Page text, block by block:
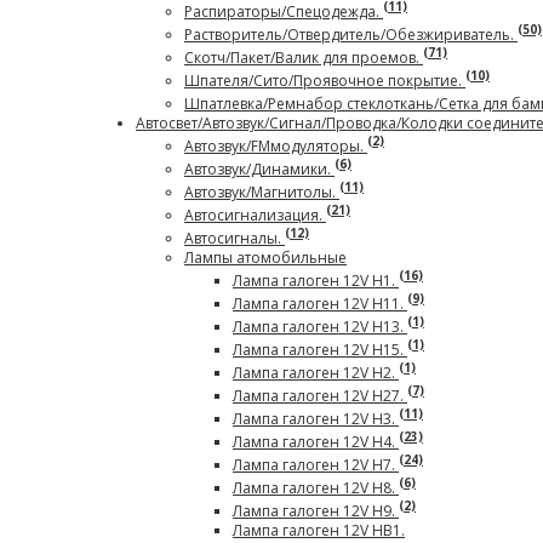
Распираторы/Спецодежда. (11)
Растворитель/Отвердитель/Обезжириватель. (50)
Скотч/Пакет/Валик для проемов. (71)
Шпателя/Сито/Проявочное покрытие. (10)
Шпатлевка/Ремнабор стеклоткань/Сетка для
Автосвет/Автозвук/Сигнал/Проводка/Колодки
Автозвук/FMмодуляторы. (2)
Автозвук/Динамики. (6)
Автозвук/Магнитолы. (11)
Автосигнализация. (21)
Автосигналы. (12)
Лампы атомобильные
Лампа галоген 12V H1. (16)
Лампа галоген 12V H11. (9)
Лампа галоген 12V H13. (1)
Лампа галоген 12V H15. (1)
Лампа галоген 12V H2. (1)
Лампа галоген 12V H27. (7)
Лампа галоген 12V H3. (11)
Лампа галоген 12V H4. (23)
Лампа галоген 12V H7. (24)
Лампа галоген 12V H8. (6)
Лампа галоген 12V H9. (2)
Лампа галоген 12V HB1.